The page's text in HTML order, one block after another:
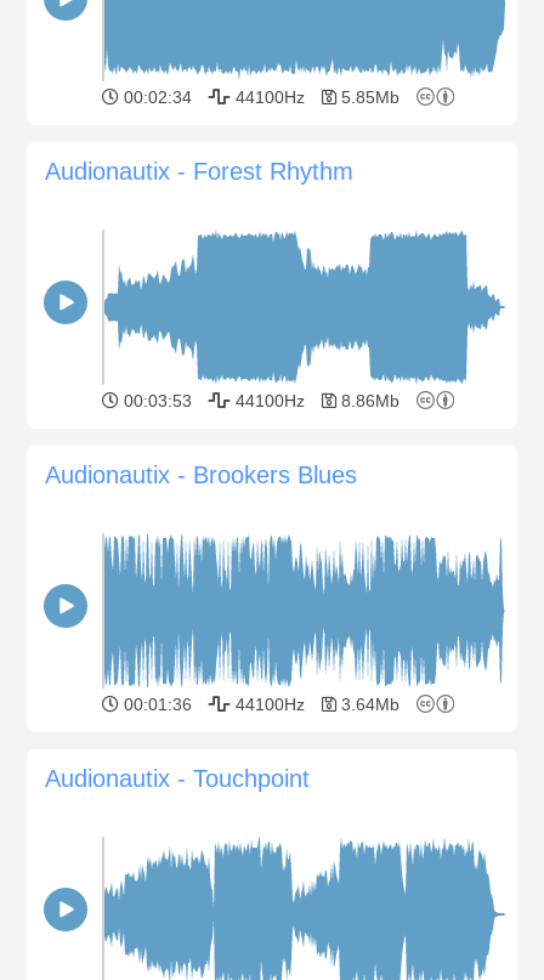
00:02:34 44100Hz 5.85Mb
Audionautix - Forest Rhythm
00:03:53 44100Hz 8.86Mb
Audionautix - Brookers Blues
00:01:36 44100Hz 3.64Mb
Audionautix - Touchpoint